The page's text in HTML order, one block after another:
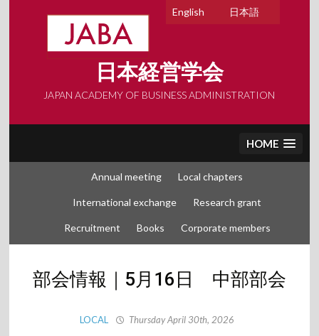
日本語
English
日本経営学会
JAPAN ACADEMY OF BUSINESS ADMINISTRATION
HOME
Annual meeting Local chapters
International exchange Research grant
Recruitment Books Corporate members
部会情報｜5月16日 中部部会
LOCAL Thursday April 30th, 2026